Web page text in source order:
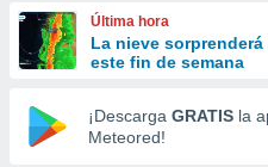
y
forma
digital
basada
Última hora
La nieve
este fin de semana
¡Descarga GRATIS la
Meteored!